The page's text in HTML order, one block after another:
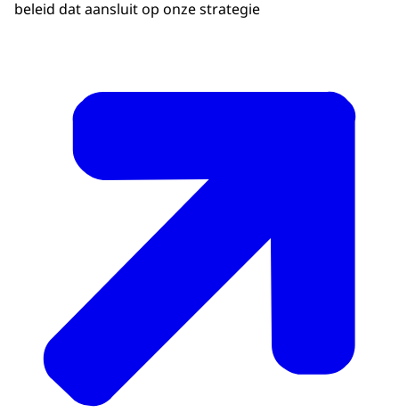
beleid dat aansluit op onze strategie